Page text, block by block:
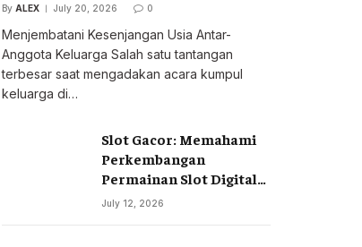
By ALEX July 20, 2026 0
Menjembatani Kesenjangan Usia Antar-
Anggota Keluarga Salah satu tantangan
terbesar saat mengadakan acara kumpul
keluarga di…
Slot Gacor: Memahami
Perkembangan
Permainan Slot Digital
di Era Modern
July 12, 2026